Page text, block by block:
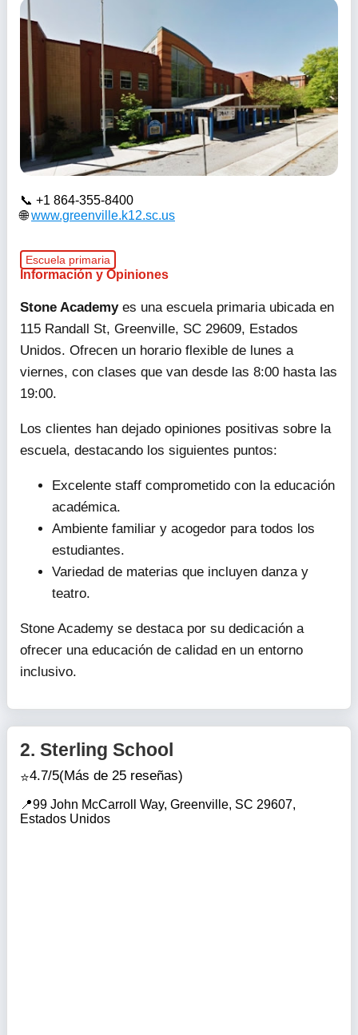
+1 864-355-8400
www.greenville.k12.sc.us
Escuela primaria
Información y Opiniones
Stone Academyes una escuela primaria ubicada en
115 Randall St, Greenville, SC 29609, Estados
Unidos. Ofrecen un horario flexible de lunes a
viernes, con clases que van desde las 8:00 hasta las
19:00.
Los clientes han dejado opiniones positivas sobre la
escuela, destacando los siguientes puntos:
Excelente staff comprometido con la educación
académica.
Ambiente familiar y acogedor para todos los
estudiantes.
Variedad de materias que incluyen danza y
teatro.
Stone Academy se destaca por su dedicación a
ofrecer una educación de calidad en un entorno
inclusivo.
2. Sterling School
4.7/5(Más de 25 reseñas)
99 John McCarroll Way, Greenville, SC 29607,
Estados Unidos